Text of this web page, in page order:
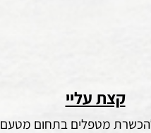
קצת עליי
מטפלים בתחום מטעם